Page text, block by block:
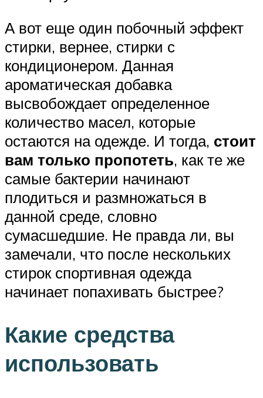
А вот еще один побочный эффект
стирки, вернее, стирки с
кондиционером. Данная
ароматическая добавка
высвобождает определенное
количество масел, которые
остаются на одежде. И тогда, стоит
вам только пропотеть, как те же
самые бактерии начинают
плодиться и размножаться в
данной среде, словно
сумасшедшие. Не правда ли, вы
замечали, что после нескольких
стирок спортивная одежда
начинает попахивать быстрее?
Какие средства
использовать